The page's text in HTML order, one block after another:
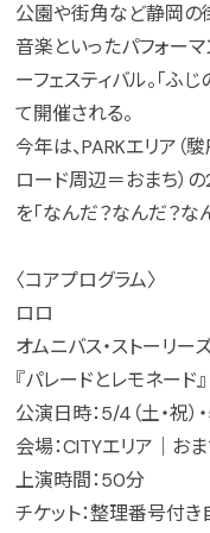
公園や街角など静岡の
音楽といったパフォー
ーフェスティバル。「ふ
て開催される。
今年は、PARKエリア（
ロード周辺＝おまち）
を「なんだ？なんだ？な
〈コアプログラム〉
ロロ
オムニバス・ストーリー
『パレードとレモネード』
公演日時：5/4（土・祝）
会場：CITYエリア｜お
上演時間：50分
チケット：整理番号付